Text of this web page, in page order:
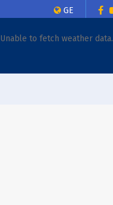
GE
Unable to fetch weather data.